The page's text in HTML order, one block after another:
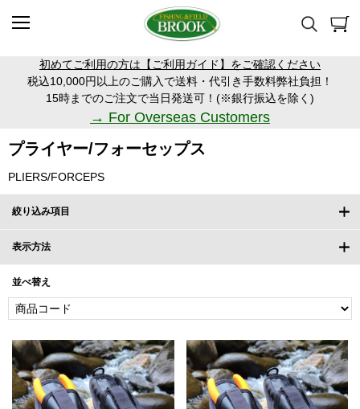
初めてご利用の方は【ご利用ガイド】をご確認ください
税込10,000円以上のご購入で送料・代引き手数料弊社負担！
15時までのご注文で当日発送可！(※銀行振込を除く)
→ For Overseas Customers
プライヤー/フォーセップス
PLIERS/FORCEPS
絞り込み項目
表示方法
並べ替え